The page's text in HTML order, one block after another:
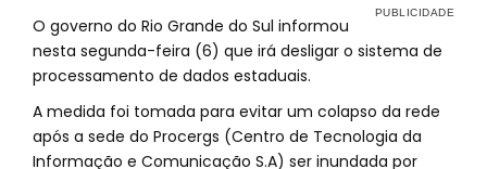
O governo do Rio Grande do Sul informou
nesta segunda-feira (6) que irá desligar o sistema de
processamento de dados estaduais.
A medida foi tomada para evitar um colapso da rede
após a sede do Procergs (Centro de Tecnologia da
Informação e Comunicação S.A) ser inundada por